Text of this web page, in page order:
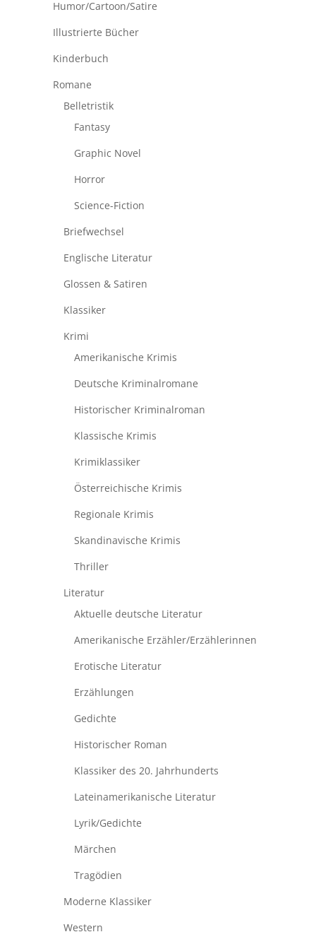
Humor/Cartoon/Satire
Illustrierte Bücher
Kinderbuch
Romane
Belletristik
Fantasy
Graphic Novel
Horror
Science-Fiction
Briefwechsel
Englische Literatur
Glossen & Satiren
Klassiker
Krimi
Amerikanische Krimis
Deutsche Kriminalromane
Historischer Kriminalroman
Klassische Krimis
Krimiklassiker
Österreichische Krimis
Regionale Krimis
Skandinavische Krimis
Thriller
Literatur
Aktuelle deutsche Literatur
Amerikanische Erzähler/Erzählerinnen
Erotische Literatur
Erzählungen
Gedichte
Historischer Roman
Klassiker des 20. Jahrhunderts
Lateinamerikanische Literatur
Lyrik/Gedichte
Märchen
Tragödien
Moderne Klassiker
Western